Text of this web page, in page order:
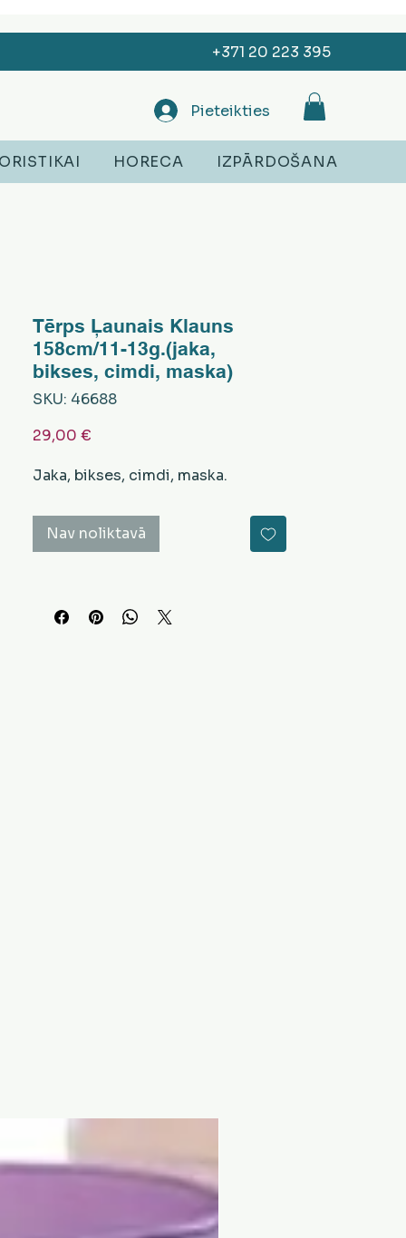
+371 20 223 395
Pieteikties
HORECA IZPĀRDOŠANA
Tērps Ļaunais Klauns
158cm/11-13g.(jaka,
bikses, cimdi, maska)
SKU: 46688
29,00 €
Jaka, bikses, cimdi, maska.
Nav noliktavā